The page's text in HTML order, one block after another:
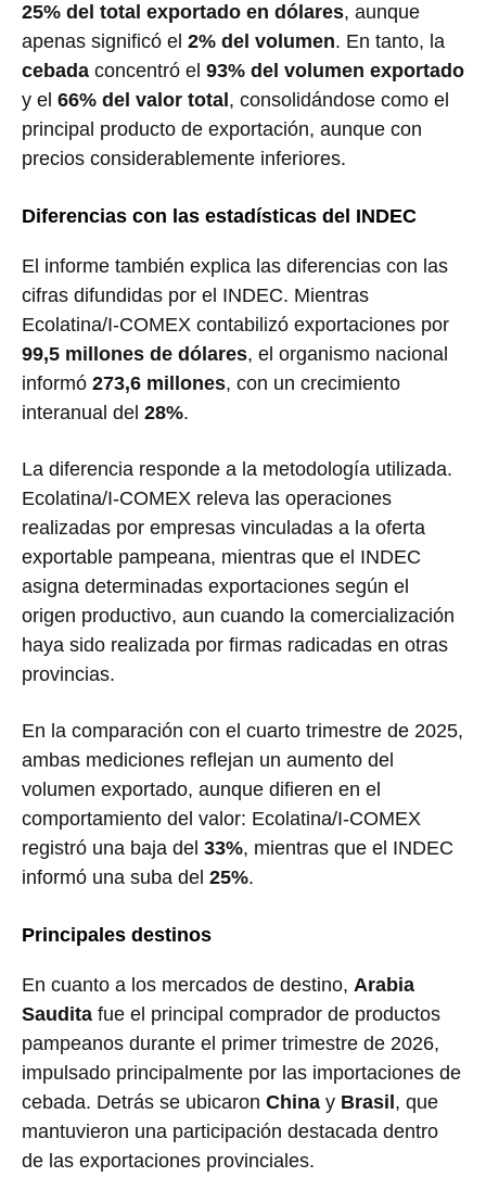
25% del total exportado en dólares, aunque
apenas significó el 2% del volumen. En tanto, la
cebada concentró el 93% del volumen exportado
y el 66% del valor total , consolidándose como el
principal producto de exportación, aunque con
precios considerablemente inferiores.
Diferencias con las estadísticas del INDEC
El informe también explica las diferencias con las
cifras difundidas por el INDEC. Mientras
Ecolatina/I-COMEX contabilizó exportaciones por
99,5 millones de dólares, el organismo nacional
informó 273,6 millones, con un crecimiento
interanual del 28%.
La diferencia responde a la metodología utilizada.
Ecolatina/I-COMEX releva las operaciones
realizadas por empresas vinculadas a la oferta
exportable pampeana, mientras que el INDEC
asigna determinadas exportaciones según el
origen productivo, aun cuando la comercialización
haya sido realizada por firmas radicadas en otras
provincias.
En la comparación con el cuarto trimestre de 2025,
ambas mediciones reflejan un aumento del
volumen exportado, aunque difieren en el
comportamiento del valor: Ecolatina/I-COMEX
registró una baja del 33%, mientras que el INDEC
informó una suba del 25%.
Principales destinos
En cuanto a los mercados de destino, Arabia
Saudita fue el principal comprador de productos
pampeanos durante el primer trimestre de 2026,
impulsado principalmente por las importaciones de
cebada. Detrás se ubicaron China y Brasil , que
mantuvieron una participación destacada dentro
de las exportaciones provinciales.